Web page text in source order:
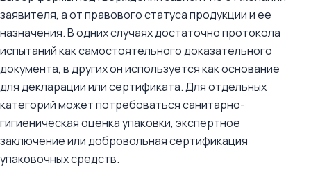
заявителя, а от правового статуса продукции и ее
назначения. В одних случаях достаточно протокола
испытаний как самостоятельного доказательного
документа, в других он используется как основание
для декларации или сертификата. Для отдельных
категорий может потребоваться санитарно-
гигиеническая оценка упаковки, экспертное
заключение или добровольная сертификация
упаковочных средств.